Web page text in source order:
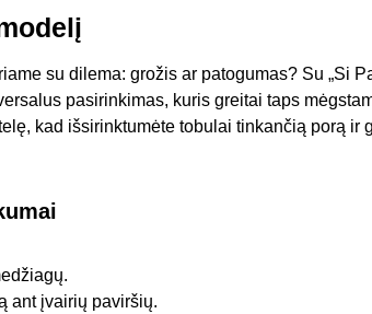
su dilema: grožis ar patogumas? Su „Si
pasirinkimas, kuris greitai taps
kad išsirinktumėte tobulai tinkančią porą ir
ant įvairių paviršių.